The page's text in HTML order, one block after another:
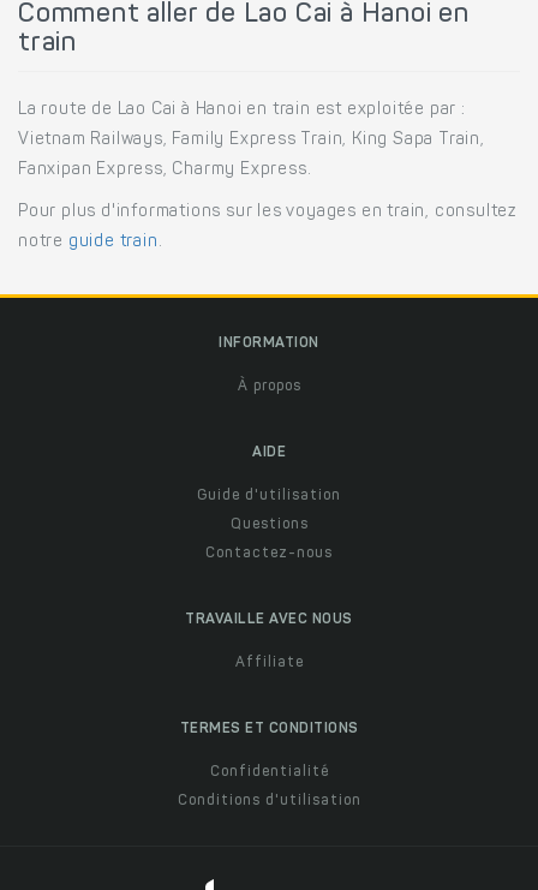
Comment aller de Lao Cai à Hanoi en
train
La route de Lao Cai à Hanoi en train est exploitée par :
Vietnam Railways, Family Express Train, King Sapa Train,
Fanxipan Express, Charmy Express.
Pour plus d'informations sur les voyages en train, consultez
notre guide train .
INFORMATION
À propos
AIDE
Guide d'utilisation
Questions
Contactez-nous
TRAVAILLE AVEC NOUS
Affiliate
TERMES ET CONDITIONS
Confidentialité
Conditions d'utilisation